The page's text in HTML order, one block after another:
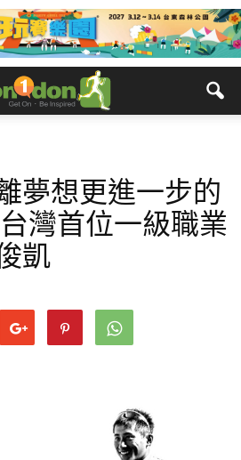
夢想更進一步的
灣首位一級職業
凱